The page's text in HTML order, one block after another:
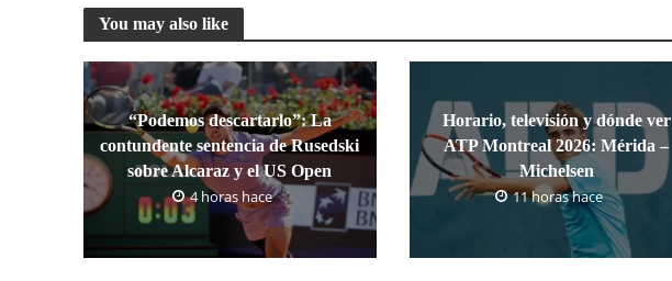
You may also like
“Podemos descartarlo”: La
contundente sentencia de Rusedski
sobre Alcaraz y el US Open
4 horas hace
Horario, televisión y dónde ver
ATP Montreal 2026: Mérida –
Michelsen
11 horas hace